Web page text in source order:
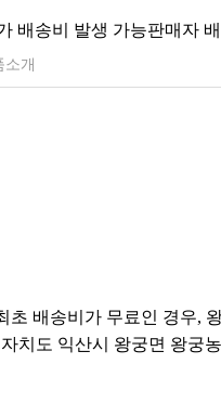
배송비 발생 가능판매자
소개
초 배송비가 무료인 경우,
치도 익산시 왕궁면 왕궁